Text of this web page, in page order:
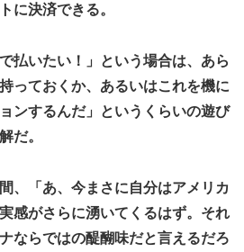
に決済できる。
払いたい！」という場合は、あら
っておくか、あるいはこれを機に
ンするんだ」というくらいの遊び
だ。
、「あ、今まさに自分はアメリカ
感がさらに湧いてくるはず。それ
ならではの醍醐味だと言えるだろ